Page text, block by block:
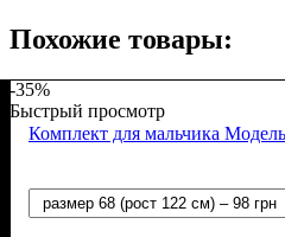
Похожие товары:
-35%
Быстрый просмотр
Комплект для мальчика